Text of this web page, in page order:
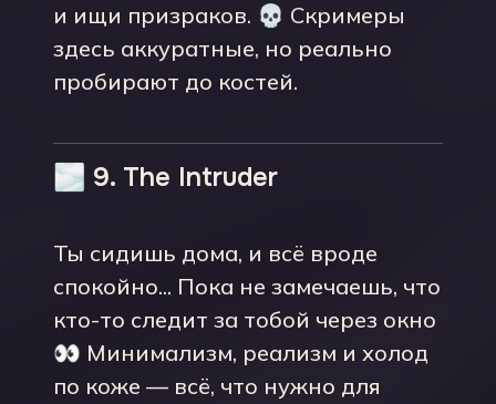
и ищи призраков. 💀 Скримеры
здесь аккуратные, но реально
пробирают до костей.
🌫️ 9. The Intruder
Ты сидишь дома, и всё вроде
спокойно... Пока не замечаешь, что
кто-то следит за тобой через окно
👀 Минимализм, реализм и холод
по коже — всё, что нужно для